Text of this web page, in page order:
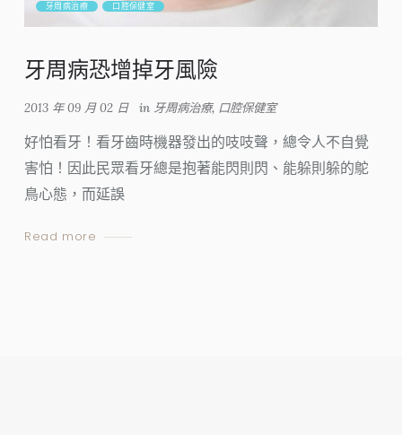
牙周病治療 口腔保健室
牙周病恐增掉牙風險
2013 年 09 月 02 日 in 牙周病治療, 口腔保健室
好怕看牙！看牙齒時機器發出的吱吱聲，總令人不自覺
害怕！因此民眾看牙總是抱著能閃則閃、能躲則躲的鴕
鳥心態，而延誤
Read more